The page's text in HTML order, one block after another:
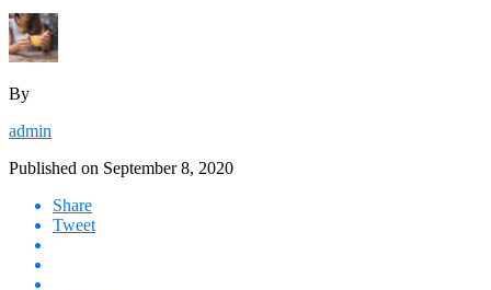
By
admin
Published on September 8, 2020
Share
Tweet